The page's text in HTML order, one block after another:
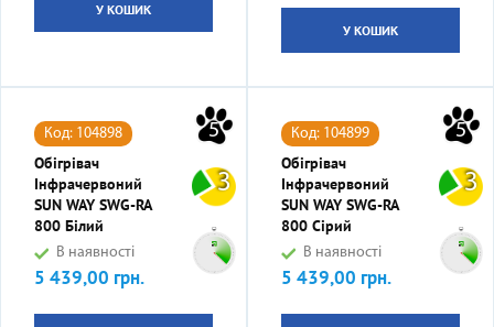
У КОШИК
У КОШИК
5
3
Код: 104898
Обігрівач
Інфрачервоний
SUN WAY SWG-RA
800 Білий
В наявності
Ціна
5 439,00 грн.
5
3
Код: 104899
Обігрівач
Інфрачервоний
SUN WAY SWG-RA
800 Сірий
В наявності
Ціна
5 439,00 грн.